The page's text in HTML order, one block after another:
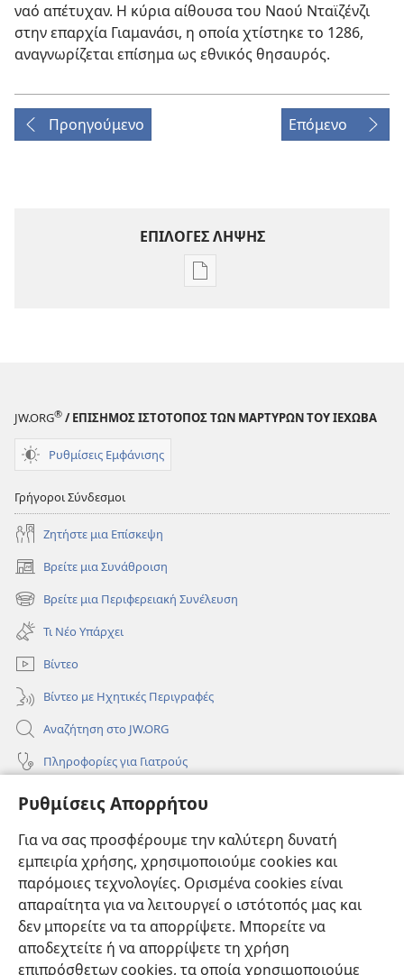
Ρυθμίσεις Απορρήτου
Για να σας προσφέρουμε την καλύτερη δυνατή
εμπειρία χρήσης, χρησιμοποιούμε cookies και
παρόμοιες τεχνολογίες. Ορισμένα cookies είναι
απαραίτητα για να λειτουργεί ο ιστότοπός μας και
δεν μπορείτε να τα απορρίψετε. Μπορείτε να
αποδεχτείτε ή να απορρίψετε τη χρήση
επιπρόσθετων cookies, τα οποία χρησιμοποιούμε
ναό απέτυχαν. Η κύρια αίθουσα του Ναού Νταϊζένζι
στην επαρχία Γιαμανάσι, η οποία χτίστηκε το 1286,
αναγνωρίζεται επίσημα ως εθνικός θησαυρός.
Προηγούμενο Επόμενο
ΕΠΙΛΟΓΕΣ ΛΗΨΗΣ
Επιλογές
JW.ORG® / ΕΠΙΣΗΜΟΣ ΙΣΤΟΤΟΠΟΣ ΤΩΝ ΜΑΡΤΥΡΩΝ ΤΟΥ ΙΕΧΩΒΑ
Ρυθμίσεις Εμφάνισης
Γρήγοροι Σύνδεσμοι
Ζητήστε μια Επίσκεψη
Βρείτε μια Συνάθροιση
(ανοίγει
νέο
παράθυρο)
Βρείτε μια Περιφερειακή Συνέλευση
(ανοίγει
νέο
παράθυρο)
Τι Νέο Υπάρχει
Βίντεο
Βίντεο με Ηχητικές Περιγραφές
Αναζήτηση στο JW.ORG
Πληροφορίες για Γιατρούς
Πληροφορίες για Επίσημους Φορείς και ΜΜΕ
Συνεισφορές
(ανοίγει
παράθυρο)ΔΙΑΔΙΚΤΥΑΚΗ ΒΙΒΛΙΟΘΗΚΗ της Σκοπιάς™
(ανοίγει
νέο
παράθυρο)
JW Hub ®
(ανοίγει